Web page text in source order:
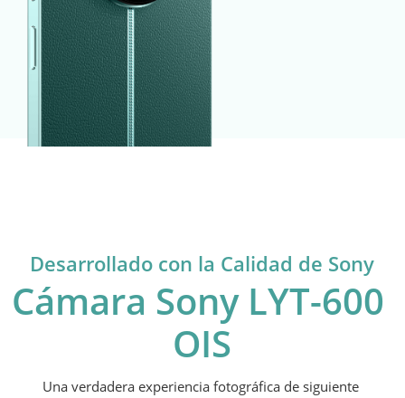
Desarrollado con la Calidad de Sony
Cámara Sony LYT-600
OIS
Una verdadera experiencia fotográfica de siguiente